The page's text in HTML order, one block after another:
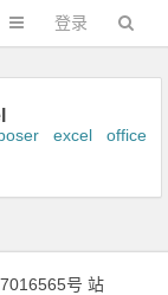
登录
excel
office
号 站